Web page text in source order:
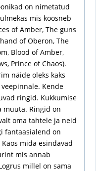
on nimetatud
mis koosneb
of Amber, The guns
of Oberon, The
Blood of Amber,
Prince of Chaos).
näide oleks kaks
Kende
ringid. Kukkumise
muuta. Ringid on
oma tahtele ja neid
fantaasialend on
mida esindavad
mis annab
millel on sama